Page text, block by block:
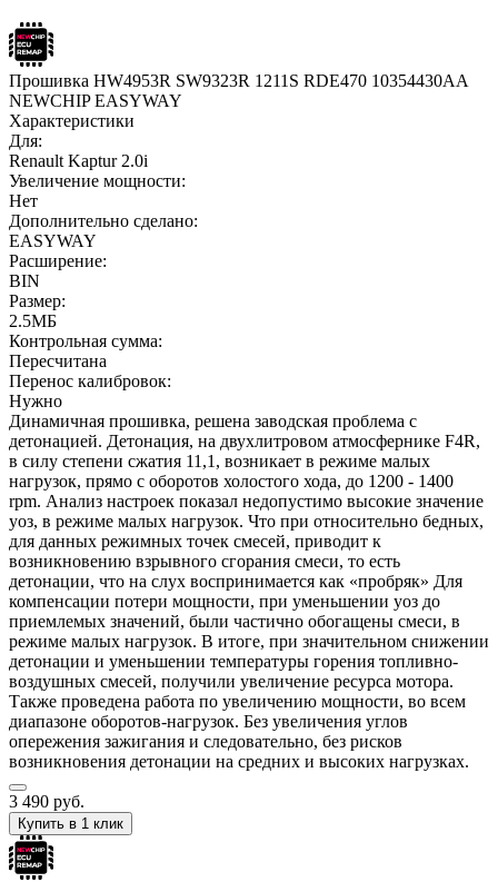
Прошивка HW4953R SW9323R 1211S RDE470 10354430AA
NEWCHIP EASYWAY
Характеристики
Для:
Renault Kaptur 2.0i
Увеличение мощности:
Нет
Дополнительно сделано:
EASYWAY
Расширение:
BIN
Размер:
2.5МБ
Контрольная сумма:
Пересчитана
Перенос калибровок:
Нужно
Динамичная прошивка, решена заводская проблема с
детонацией. Детонация, на двухлитровом атмосфернике F4R,
в силу степени сжатия 11,1, возникает в режиме малых
нагрузок, прямо с оборотов холостого хода, до 1200 - 1400
rpm. Анализ настроек показал недопустимо высокие значение
уоз, в режиме малых нагрузок. Что при относительно бедных,
для данных режимных точек смесей, приводит к
возникновению взрывного сгорания смеси, то есть
детонации, что на слух воспринимается как «пробряк» Для
компенсации потери мощности, при уменьшении уоз до
приемлемых значений, были частично обогащены смеси, в
режиме малых нагрузок. В итоге, при значительном снижении
детонации и уменьшении температуры горения топливно-
воздушных смесей, получили увеличение ресурса мотора.
Также проведена работа по увеличению мощности, во всем
диапазоне оборотов-нагрузок. Без увеличения углов
опережения зажигания и следовательно, без рисков
возникновения детонации на средних и высоких нагрузках.
3 490 руб.
Купить в 1 клик